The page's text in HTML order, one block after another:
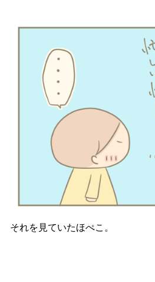
それを見ていたほぺこ。